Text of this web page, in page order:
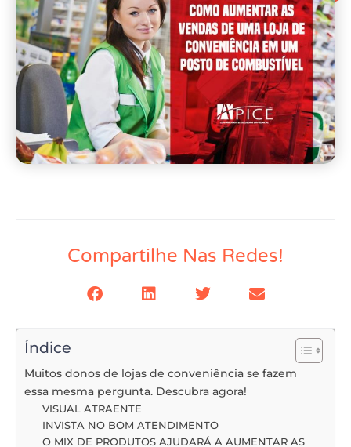
Compartilhe Nas Redes!
Índice
Muitos donos de lojas de conveniência se fazem
essa mesma pergunta. Descubra agora!
VISUAL ATRAENTE
INVISTA NO BOM ATENDIMENTO
O MIX DE PRODUTOS AJUDARÁ A AUMENTAR AS